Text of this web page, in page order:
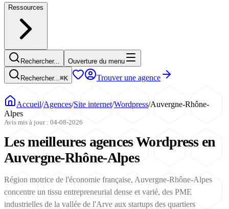
Ressources
Rechercher... Ouverture du menu
Rechercher...⌘K Trouver une agence
Accueil/Agences/Site internet/Wordpress/Auvergne-Rhône-
Alpes
Avis mis à jour : 04-08-2026
Les meilleures agences Wordpress en
Auvergne-Rhône-Alpes
Région motrice de l'économie française, Auvergne-Rhône-Alpes
concentre un tissu entrepreneurial dense et varié, des PME
industrielles de la vallée de l'Arve aux startups des quartiers